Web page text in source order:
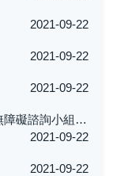
2021-09-22
2021-09-22
2021-09-22
107學年度校園安全及空間規劃暨無障礙諮詢小組委員會議會議紀錄
2021-09-22
2021-09-22